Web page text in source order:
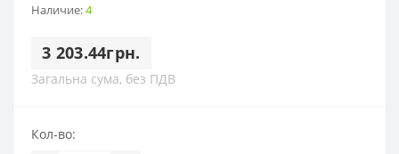
Наличие:4
3 203.44грн.
Загальна сума, без ПДВ
Кол-во: